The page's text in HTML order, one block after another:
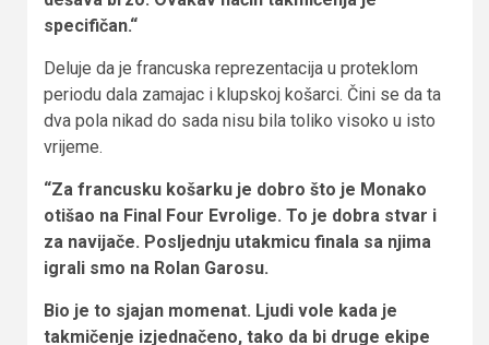
specifičan.“
Deluje da je francuska reprezentacija u proteklom
periodu dala zamajac i klupskoj košarci. Čini se da ta
dva pola nikad do sada nisu bila toliko visoko u isto
vrijeme.
“Za francusku košarku je dobro što je Monako
otišao na Final Four Evrolige. To je dobra stvar i
za navijače. Posljednju utakmicu finala sa njima
igrali smo na Rolan Garosu.
Bio je to sjajan momenat. Ljudi vole kada je
takmičenje izjednačeno, tako da bi druge ekipe